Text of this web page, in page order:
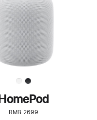
了
解
HomePod<
HomePod
RMB 2699